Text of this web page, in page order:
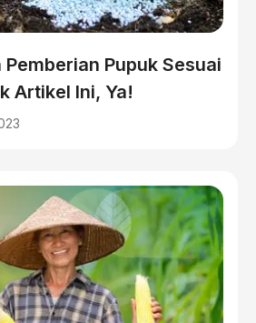
Pupuk Sesuai
Artikel Ini, Ya!